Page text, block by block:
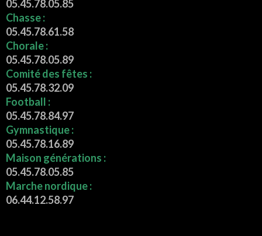
05.45.78.05.85
Chasse :
05.45.78.61.58
Chorale :
05.45.78.05.89
Comité des fêtes :
05.45.78.32.09
Football :
05.45.78.84.97
Gymnastique :
05.45.78.16.89
Maison générations :
05.45.78.05.85
Marche nordique :
06.44.12.58.97